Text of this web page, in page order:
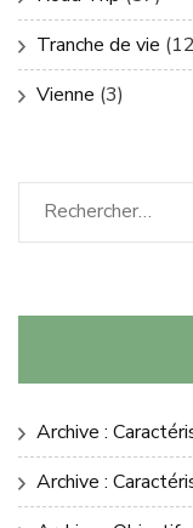
Tranche de vie
Vienne (3)
Rechercher :
Archive :
Archive :